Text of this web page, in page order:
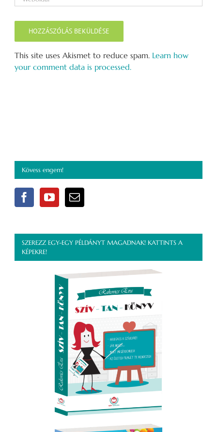
This site uses Akismet to reduce spam. Learn how
your comment data is processed.
Kövess engem!
SZEREZZ EGY-EGY PÉLDÁNYT MAGADNAK! KATTINTS A
KÉPEKRE!